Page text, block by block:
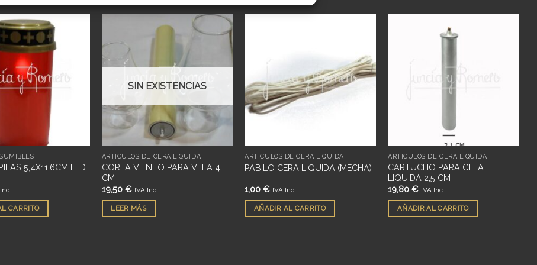
5,4X11,6CM LED
CARRITO
SIN EXISTENCIAS
ARTÍCULOS DE CERA LÍQUIDA
CORTA VIENTO PARA VELA 4
CM
19,50 € IVA Inc.
LEER MÁS
deseos
ARTÍCULOS DE CERA LÍQUIDA
PABILO CERA LIQUIDA (MECHA)
1,00€ IVA Inc.
AÑADIR AL CARRITO
ARTÍCULOS DE CERA LÍQUIDA
CARTUCHO PARA CELA
LIQUIDA 2,5 CM
19,80€ IVA Inc.
AÑADIR AL CARRITO